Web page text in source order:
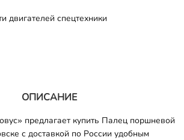
двигателей спецтехники
ОПИСАНИЕ
предлагает купить Палец поршневой
с доставкой по России удобным